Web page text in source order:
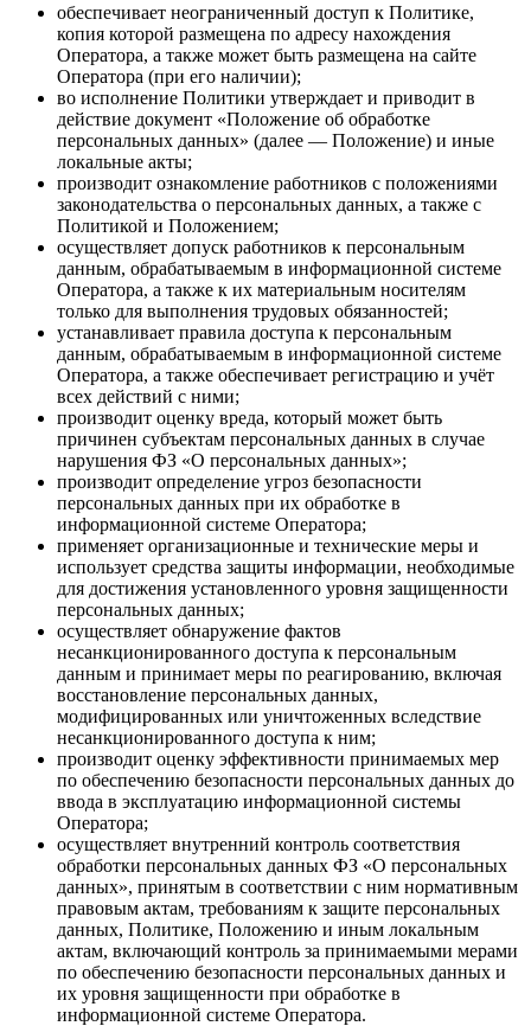
обеспечивает неограниченный доступ к Политике,
копия которой размещена по адресу нахождения
Оператора, а также может быть размещена на сайте
Оператора (при его наличии);
во исполнение Политики утверждает и приводит в
действие документ «Положение об обработке
персональных данных» (далее — Положение) и иные
локальные акты;
производит ознакомление работников с положениями
законодательства о персональных данных, а также с
Политикой и Положением;
осуществляет допуск работников к персональным
данным, обрабатываемым в информационной системе
Оператора, а также к их материальным носителям
только для выполнения трудовых обязанностей;
устанавливает правила доступа к персональным
данным, обрабатываемым в информационной системе
Оператора, а также обеспечивает регистрацию и учёт
всех действий с ними;
производит оценку вреда, который может быть
причинен субъектам персональных данных в случае
нарушения ФЗ «О персональных данных»;
производит определение угроз безопасности
персональных данных при их обработке в
информационной системе Оператора;
применяет организационные и технические меры и
использует средства защиты информации, необходимые
для достижения установленного уровня защищенности
персональных данных;
осуществляет обнаружение фактов
несанкционированного доступа к персональным
данным и принимает меры по реагированию, включая
восстановление персональных данных,
модифицированных или уничтоженных вследствие
несанкционированного доступа к ним;
производит оценку эффективности принимаемых мер
по обеспечению безопасности персональных данных до
ввода в эксплуатацию информационной системы
Оператора;
осуществляет внутренний контроль соответствия
обработки персональных данных ФЗ «О персональных
данных», принятым в соответствии с ним нормативным
правовым актам, требованиям к защите персональных
данных, Политике, Положению и иным локальным
актам, включающий контроль за принимаемыми мерами
по обеспечению безопасности персональных данных и
их уровня защищенности при обработке в
информационной системе Оператора.